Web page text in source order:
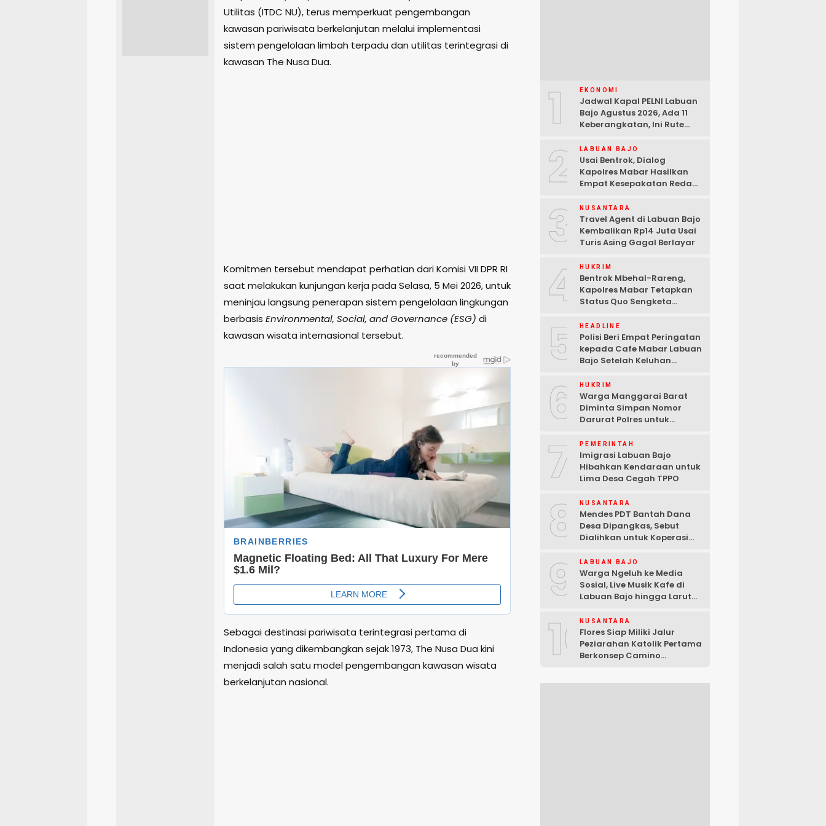
Utilitas (ITDC NU), terus memperkuat pengembangan
kawasan pariwisata berkelanjutan melalui implementasi
sistem pengelolaan limbah terpadu dan utilitas terintegrasi di
kawasan The Nusa Dua.
Komitmen tersebut mendapat perhatian dari Komisi VII DPR RI
saat melakukan kunjungan kerja pada Selasa, 5 Mei 2026, untuk
meninjau langsung penerapan sistem pengelolaan lingkungan
berbasis Environmental, Social, and Governance (ESG) di
kawasan wisata internasional tersebut.
Sebagai destinasi pariwisata terintegrasi pertama di
Indonesia yang dikembangkan sejak 1973, The Nusa Dua kini
menjadi salah satu model pengembangan kawasan wisata
berkelanjutan nasional.
1 EKONOMI
Jadwal Kapal PELNI Labuan
Bajo Agustus 2026, Ada 11
Keberangkatan, Ini Rute
2 LABUAN BAJO
Usai Bentrok, Dialog
Kapolres Mabar Hasilkan
Empat Kesepakatan Redam
3 NUSANTARA
Travel Agent di Labuan Bajo
Kembalikan Rp14 Juta Usai
Turis Asing Gagal Berlayar
4 HUKRIM
Bentrok Mbehal-Rareng,
Kapolres Mabar Tetapkan
Status Quo Sengketa
5 HEADLINE
Polisi Beri Empat Peringatan
kepada Cafe Mabar Labuan
Bajo Setelah Keluhan
6 HUKRIM
Warga Manggarai Barat
Diminta Simpan Nomor
Darurat Polres untuk
7 PEMERINTAH
Imigrasi Labuan Bajo
Hibahkan Kendaraan untuk
Lima Desa Cegah TPPO
8 NUSANTARA
Mendes PDT Bantah Dana
Desa Dipangkas, Sebut
Dialihkan untuk Koperasi
9 LABUAN BAJO
Warga Ngeluh ke Media
Sosial, Live Musik Kafe di
Labuan Bajo hingga Larut
10NUSANTARA
Flores Siap Miliki Jalur
Peziarahan Katolik Pertama
Berkonsep Camino